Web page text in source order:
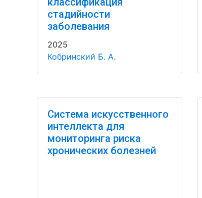
стадийности
заболевания
2025
Кобринский Б. А.
Система искусственного
интеллекта для
мониторинга риска
хронических болезней